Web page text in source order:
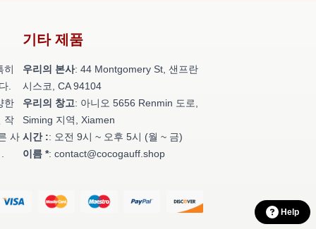
히
.
한
작
사
기타 제품
우리의 본사: 44 Montgomery St, 샌프란
시스코, CA 94104
우리의 창고: 아니오 5656 Renmin 도로,
Siming 지역, Xiamen
시간 :: 오전 9시 ~ 오후 5시 (월 ~ 금)
이름 *: contact@cocogauff.shop
Help